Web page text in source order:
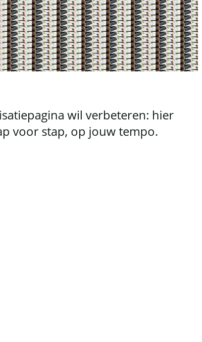
wil verbeteren: hier
voor stap, op jouw tempo.